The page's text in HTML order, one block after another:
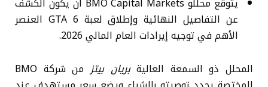
يتوقع محللو BMO Capital Markets أن يكون الكشف
عن التفاصيل النهائية وإطلاق لعبة GTA 6 العنصر
الأهم في توجيه إيرادات العام المالي 2026.
المحلل ذو السمعة العاليةبريان بيتز
من شركة BMO